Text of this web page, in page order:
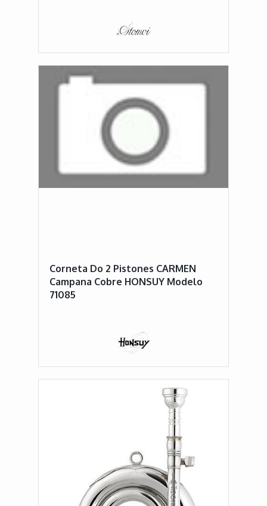
Corneta Do 2 Pistones CARMEN
Campana Cobre HONSUY Modelo
71085